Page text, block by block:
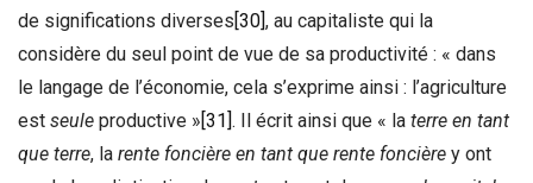
de significations diverses[30], au capitaliste qui la
considère du seul point de vue de sa productivité : « dans
le langage de l’économie, cela s’exprime ainsi : l’agriculture
est seule productive »[31]. Il écrit ainsi que « la terre en tant
que terre, la rente foncière en tant que rente foncière y ont